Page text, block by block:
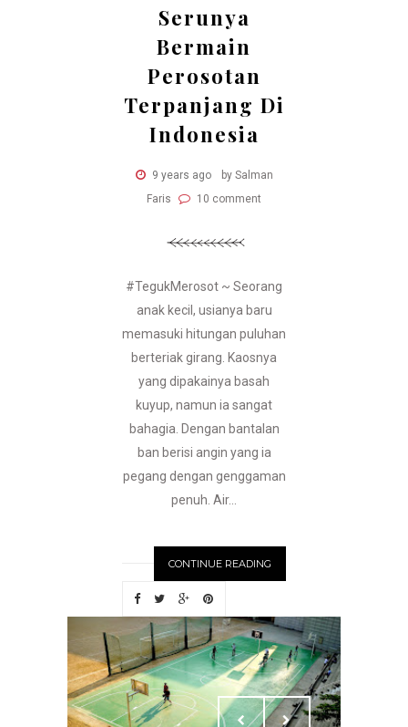
Serunya
Bermain
Perosotan
Terpanjang Di
Indonesia
9 years ago
by Salman
Faris
10 comment
#TegukMerosot ~ Seorang
anak kecil, usianya baru
memasuki hitungan puluhan
berteriak girang. Kaosnya
yang dipakainya basah
kuyup, namun ia sangat
bahagia. Dengan bantalan
ban berisi angin yang ia
pegang dengan genggaman
penuh. Air...
CONTINUE READING